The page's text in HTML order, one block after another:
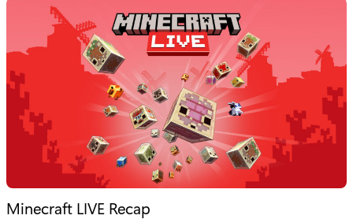
Minecraft LIVE Recap